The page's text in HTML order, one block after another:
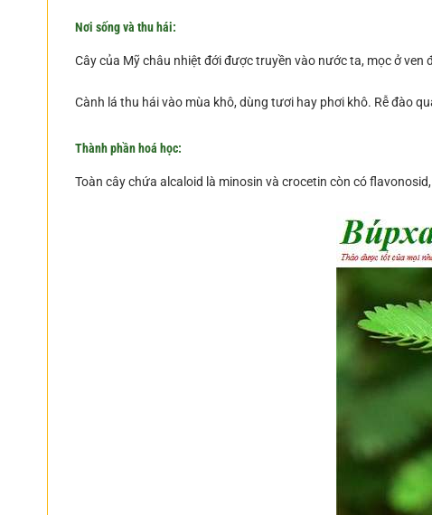
Nơi sống và thu hái:
Cây của Mỹ châu nhiệt đới được truyền vào nước ta, mọc ở ven
Cành lá thu hái vào mùa khô, dùng tươi hay phơi khô. Rễ đào
Thành phần hoá học:
Toàn cây chứa alcaloid là minosin và crocetin còn có